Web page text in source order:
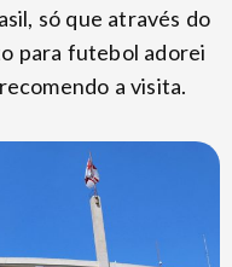
só que através do
para futebol adorei
a visita.